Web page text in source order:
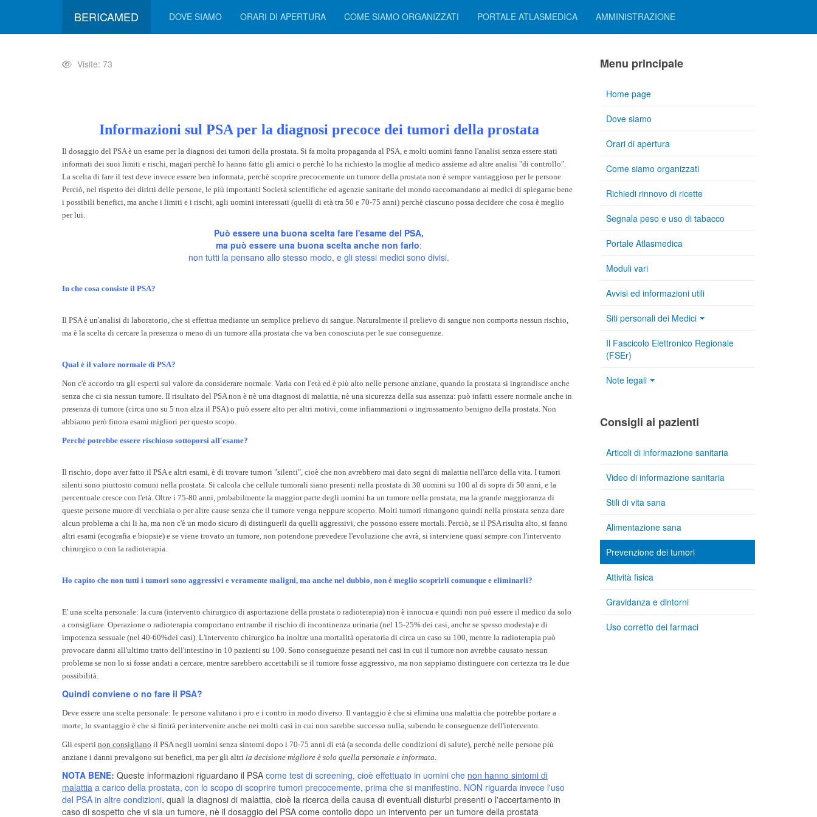
BERICAMED DOVE SIAMO ORARI DI APERTURA COME SIAMO ORGANIZZATI PORTALE ATLASMEDICA AMMINISTRAZIONE
Visite: 73
Informazioni sul PSA per la diagnosi precoce dei tumori della prostata
Il dosaggio del PSA è un esame per la diagnosi dei tumori della prostata. Si fa molta propaganda al PSA, e molti uomini fanno l'analisi senza essere stati
informati dei suoi limiti e rischi, magari perchè lo hanno fatto gli amici o perchè lo ha richiesto la moglie al medico assieme ad altre analisi "di controllo".
La scelta di fare il test deve invece essere ben informata, perchè scoprire precocemente un tumore della prostata non è sempre vantaggioso per le persone.
Perciò, nel rispetto dei diritti delle persone, le più importanti Società scientifiche ed agenzie sanitarie del mondo raccomandano ai medici di spiegarne bene
i possibili benefici, ma anche i limiti e i rischi, agli uomini interessati (quelli di età tra 50 e 70-75 anni) perchè ciascuno possa decidere che cosa è meglio
per lui.
Può essere una buona scelta fare l'esame del PSA,
ma può essere una buona scelta anche non farlo:
non tutti la pensano allo stesso modo, e gli stessi medici sono divisi.
In che cosa consiste il PSA?
Il PSA è un'analisi di laboratorio, che si effettua mediante un semplice prelievo di sangue. Naturalmente il prelievo di sangue non comporta nessun rischio,
ma è la scelta di cercare la presenza o meno di un tumore alla prostata che va ben conosciuta per le sue conseguenze.
Qual è il valore normale di PSA?
Non c'è accordo tra gli esperti sul valore da considerare normale. Varia con l'età ed è più alto nelle persone anziane, quando la prostata si ingrandisce anche
senza che ci sia nessun tumore. Il risultato del PSA non è nè una diagnosi di malattia, nè una sicurezza della sua assenza: può infatti essere normale anche in
presenza di tumore (circa uno su 5 non alza il PSA) o può essere alto per altri motivi, come infiammazioni o ingrossamento benigno della prostata. Non
abbiamo però finora esami migliori per questo scopo.
Perchè potrebbe essere rischioso sottoporsi all'esame?
Il rischio, dopo aver fatto il PSA e altri esami, è di trovare tumori "silenti", cioè che non avrebbero mai dato segni di malattia nell'arco della vita. I tumori
silenti sono piuttosto comuni nella prostata. Si calcola che cellule tumorali siano presenti nella prostata di 30 uomini su 100 al di sopra di 50 anni, e la
percentuale cresce con l'età. Oltre i 75-80 anni, probabilmente la maggior parte degli uomini ha un tumore nella prostata, ma la grande maggioranza di
queste persone muore di vecchiaia o per altre cause senza che il tumore venga neppure scoperto. Molti tumori rimangono quindi nella prostata senza dare
alcun problema a chi li ha, ma non c'è un modo sicuro di distinguerli da quelli aggressivi, che possono essere mortali. Perciò, se il PSA risulta alto, si fanno
altri esami (ecografia e biopsie) e se viene trovato un tumore, non potendone prevedere l'evoluzione che avrà, si interviene quasi sempre con l'intervento
chirurgico o con la radioterapia.
Ho capito che non tutti i tumori sono aggressivi e veramente maligni, ma anche nel dubbio, non è meglio scoprirli comunque e eliminarli?
E' una scelta personale: la cura (intervento chirurgico di asportazione della prostata o radioterapia) non è innocua e quindi non può essere il medico da solo
a consigliare. Operazione o radioterapia comportano entrambe il rischio di incontinenza urinaria (nel 15-25% dei casi, anche se spesso modesta) e di
impotenza sessuale (nel 40-60%dei casi). L'intervento chirurgico ha inoltre una mortalità operatoria di circa un caso su 100, mentre la radioterapia può
provocare danni all'ultimo tratto dell'intestino in 10 pazienti su 100. Sono conseguenze pesanti nei casi in cui il tumore non avrebbe causato nessun
problema se non lo si fosse andati a cercare, mentre sarebbero accettabili se il tumore fosse aggressivo, ma non sappiamo distinguere con certezza tra le due
possibilità.
Quindi conviene o no fare il PSA?
Deve essere una scelta personale: le persone valutano i pro e i contro in modo diverso. Il vantaggio è che si elimina una malattia che potrebbe portare a
morte; lo svantaggio è che si finirà per intervenire anche nei molti casi in cui non sarebbe successo nulla, subendo le conseguenze dell'intervento.
Gli esperti non consigliano il PSA negli uomini senza sintomi dopo i 70-75 anni di età (a seconda delle condizioni di salute), perchè nelle persone più
anziane i danni prevalgono sui benefici, ma per gli altri la decisione migliore è solo quella personale e informata.
NOTA BENE: Queste informazioni riguardano il PSA come test di screening, cioè effettuato in uomini che non hanno sintomi di
malattia a carico della prostata, con lo scopo di scoprire tumori precocemente, prima che si manifestino. NON riguarda invece l'uso
del PSA in altre condizioni, quali la diagnosi di malattia, cioè la ricerca della causa di eventuali disturbi presenti o l'accertamento in
caso di sospetto che vi sia un tumore, nè il dosaggio del PSA come contollo dopo un intervento per un tumore della prostata
Menu principale
Home page
Dove siamo
Orari di apertura
Come siamo organizzati
Richiedi rinnovo di ricette
Segnala peso e uso di tabacco
Portale Atlasmedica
Moduli vari
Avvisi ed informazioni utili
Siti personali dei Medici
Il Fascicolo Elettronico Regionale
(FSEr)
Note legali
Consigli ai pazienti
Articoli di informazione sanitaria
Video di informazione sanitaria
Stili di vita sana
Alimentazione sana
Prevenzione dei tumori
Attività fisica
Gravidanza e dintorni
Uso corretto dei farmaci